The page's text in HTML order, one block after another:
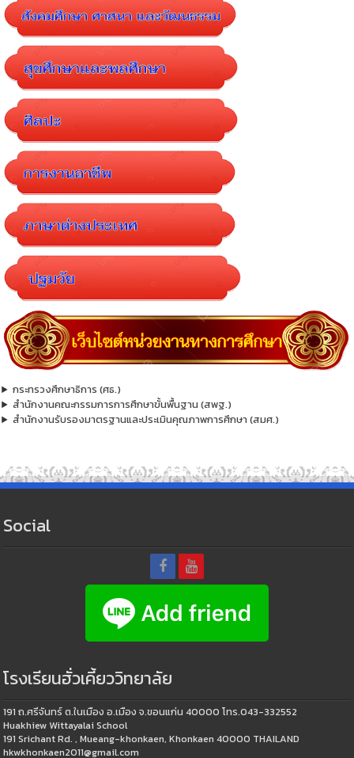
กระทรวงศึกษาธิการ (ศธ.)
สำนักงานคณะกรรมการการศึกษาขั้นพื้นฐาน (สพฐ.)
สำนักงานรับรองมาตรฐานและประเมินคุณภาพการศึกษา (สมศ.)
Social
โรงเรียนฮั่วเคี้ยววิทยาลัย
191 ถ.ศรีจันทร์ ต.ในเมือง อ.เมือง จ.ขอนแก่น 40000 โทร.043-332552
Huakhiew Wittayalai School
191 Srichant Rd. , Mueang-khonkaen, Khonkaen 40000 THAILAND
hkwkhonkaen2011@gmail.com